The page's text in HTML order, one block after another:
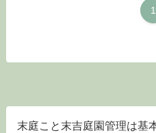
1
末庭こと末吉庭園管理は基